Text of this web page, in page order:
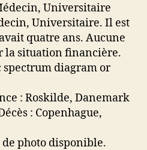
Universitaire
Universitaire. Il est
quatre ans. Aucune
situation financière.
: Roskilde, Danemark
: Copenhague,